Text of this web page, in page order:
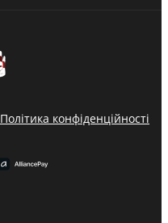
Політика конфіденційності